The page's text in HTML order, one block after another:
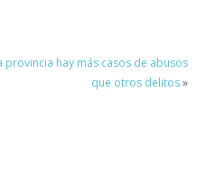
provincia hay más casos de abusos
que otros delitos»